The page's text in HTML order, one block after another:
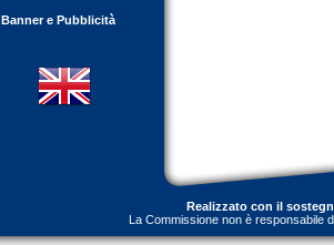
Banner e Pubblicità
Realizzato con il
La Commissione non è responsabile